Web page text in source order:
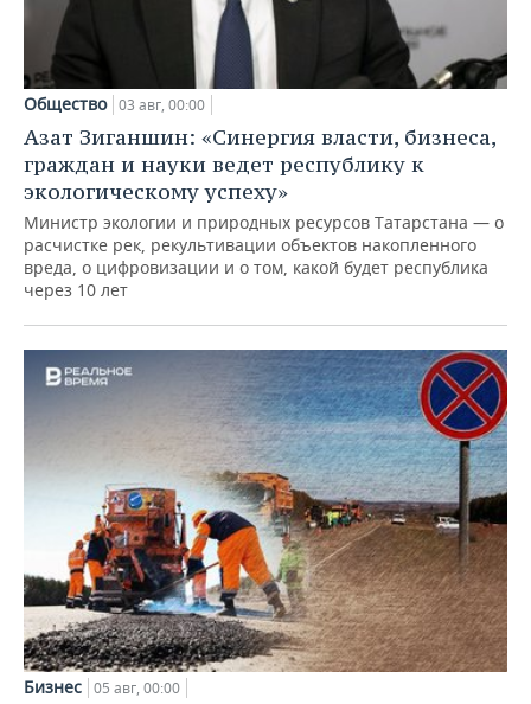
Общество 03 авг, 00:00
Азат Зиганшин: «Синергия власти, бизнеса,
граждан и науки ведет республику к
экологическому успеху»
Министр экологии и природных ресурсов Татарстана — о
расчистке рек, рекультивации объектов накопленного
вреда, о цифровизации и о том, какой будет республика
через 10 лет
Бизнес 05 авг, 00:00